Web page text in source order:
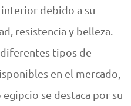
debido a su
resistencia y belleza.
tipos de
en el mercado,
se destaca por su